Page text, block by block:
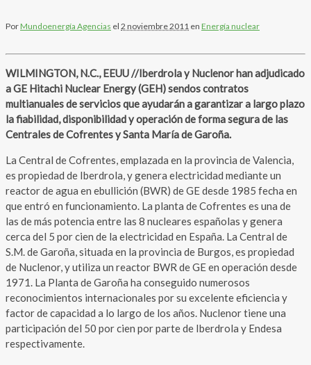
PorMundoenergía Agencias el 2 noviembre 2011 en Energía nuclear
WILMINGTON, N.C., EEUU //Iberdrola y Nuclenor han adjudicado
a GE Hitachi Nuclear Energy (GEH) sendos contratos
multianuales de servicios que ayudarán a garantizar a largo plazo
la fiabilidad, disponibilidad y operación de forma segura de las
Centrales de Cofrentes y Santa María de Garoña.
La Central de Cofrentes, emplazada en la provincia de Valencia,
es propiedad de Iberdrola, y genera electricidad mediante un
reactor de agua en ebullición (BWR) de GE desde 1985 fecha en
que entró en funcionamiento. La planta de Cofrentes es una de
las de más potencia entre las 8 nucleares españolas y genera
cerca del 5 por cien de la electricidad en España. La Central de
S.M. de Garoña, situada en la provincia de Burgos, es propiedad
de Nuclenor, y utiliza un reactor BWR de GE en operación desde
1971. La Planta de Garoña ha conseguido numerosos
reconocimientos internacionales por su excelente eficiencia y
factor de capacidad a lo largo de los años. Nuclenor tiene una
participación del 50 por cien por parte de Iberdrola y Endesa
respectivamente.